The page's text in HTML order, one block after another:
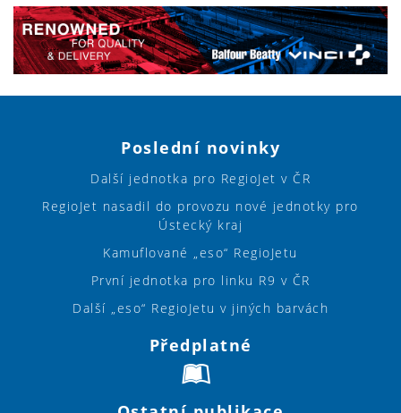
Poslední novinky
Další jednotka pro RegioJet v ČR
RegioJet nasadil do provozu nové jednotky pro
Ústecký kraj
Kamuflované „eso“ RegioJetu
První jednotka pro linku R9 v ČR
Další „eso“ RegioJetu v jiných barvách
Předplatné